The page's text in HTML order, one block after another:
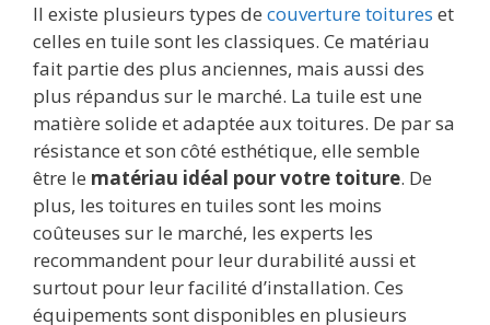
Il existe plusieurs types de couverture toitures et
celles en tuile sont les classiques. Ce matériau
fait partie des plus anciennes, mais aussi des
plus répandus sur le marché. La tuile est une
matière solide et adaptée aux toitures. De par sa
résistance et son côté esthétique, elle semble
être le matériau idéal pour votre toiture. De
plus, les toitures en tuiles sont les moins
coûteuses sur le marché, les experts les
recommandent pour leur durabilité aussi et
surtout pour leur facilité d’installation. Ces
équipements sont disponibles en plusieurs